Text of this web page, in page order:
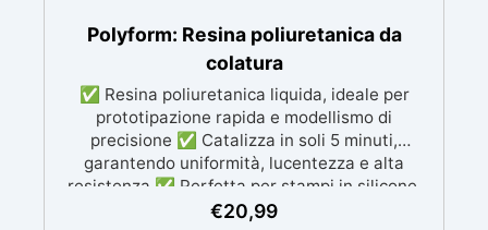
Polyform: Resina poliuretanica da
colatura
✅ Resina poliuretanica liquida, ideale per
prototipazione rapida e modellismo di
precisione ✅ Catalizza in soli 5 minuti,
garantendo uniformità, lucentezza e alta
resistenza ✅ Perfetta per stampi in silicone,
colate, modellismo e prototipazione rapida ✅
€20,99